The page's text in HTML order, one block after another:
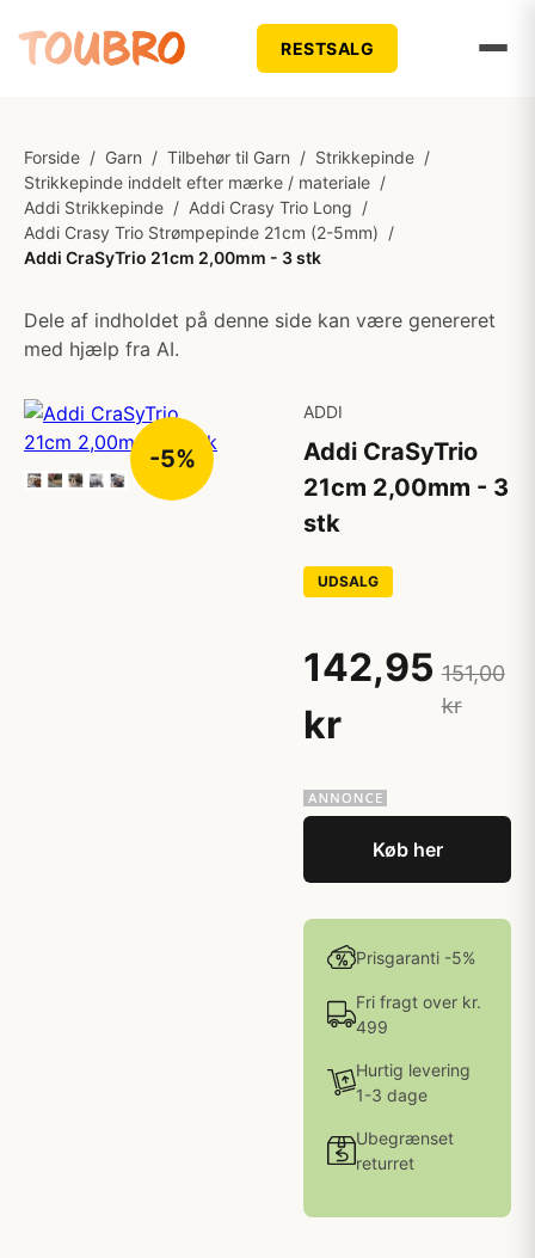
RESTSALG
Forside / Garn / Tilbehør til Garn / Strikkepinde /
Strikkepinde inddelt efter mærke / materiale /
Addi Strikkepinde / Addi Crasy Trio Long /
Addi Crasy Trio Strømpepinde 21cm (2-5mm) /
Addi CraSyTrio 21cm 2,00mm - 3 stk
Dele af indholdet på denne side kan være genereret
med hjælp fra AI.
-5%
ADDI
Addi CraSyTrio
21cm 2,00mm - 3
stk
UDSALG
142,95
kr
151,00
kr
Køb her
Prisgaranti -5%
Fri fragt over kr.
499
Hurtig levering
1-3 dage
Ubegrænset
returret